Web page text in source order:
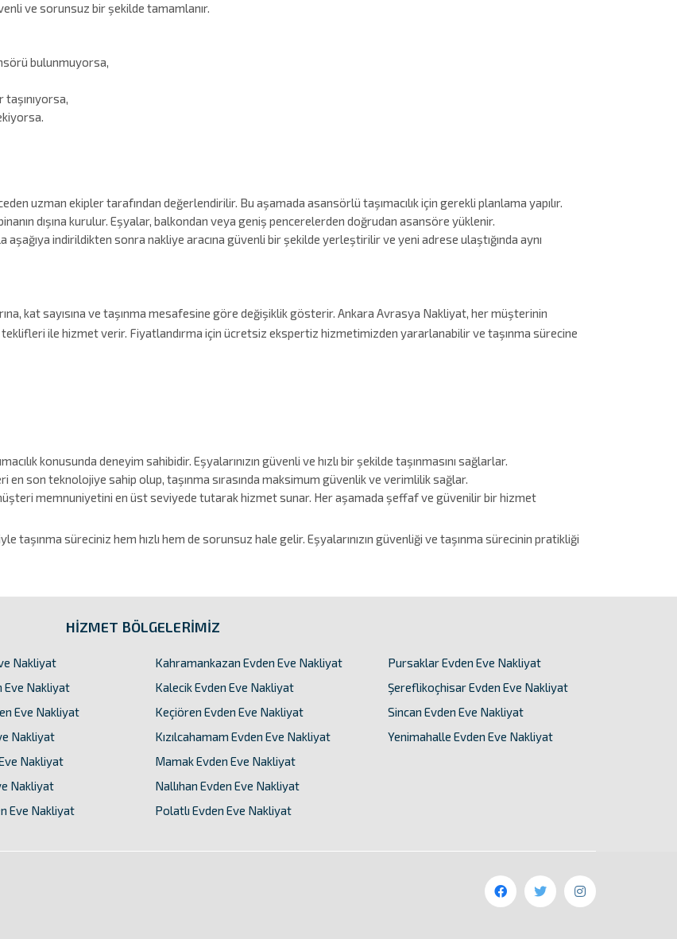
ve sorunsuz bir şekilde tamamlanır.
bulunmuyorsa,
uzman ekipler tarafından değerlendirilir. Bu aşamada asansörlü taşımacılık için gerekli planlama yapılır.
dışına kurulur. Eşyalar, balkondan veya geniş pencerelerden doğrudan asansöre yüklenir.
aşağıya indirildikten sonra nakliye aracına güvenli bir şekilde yerleştirilir ve yeni adrese ulaştığında aynı
kat sayısına ve taşınma mesafesine göre değişiklik gösterir. Ankara Avrasya Nakliyat, her müşterinin
ile hizmet verir. Fiyatlandırma için ücretsiz ekspertiz hizmetimizden yararlanabilir ve taşınma sürecine
konusunda deneyim sahibidir. Eşyalarınızın güvenli ve hızlı bir şekilde taşınmasını sağlarlar.
en son teknolojiye sahip olup, taşınma sırasında maksimum güvenlik ve verimlilik sağlar.
memnuniyetini en üst seviyede tutarak hizmet sunar. Her aşamada şeffaf ve güvenilir bir hizmet
taşınma süreciniz hem hızlı hem de sorunsuz hale gelir. Eşyalarınızın güvenliği ve taşınma sürecinin pratikliği
HİZMET BÖLGELERİMİZ
Nakliyat
Eve Nakliyat
Eve Nakliyat
Nakliyat
Nakliyat
Nakliyat
Eve Nakliyat
Kahramankazan Evden Eve Nakliyat
Kalecik Evden Eve Nakliyat
Keçiören Evden Eve Nakliyat
Kızılcahamam Evden Eve Nakliyat
Mamak Evden Eve Nakliyat
Nallıhan Evden Eve Nakliyat
Polatlı Evden Eve Nakliyat
Pursaklar Evden Eve Nakliyat
Şereflikoçhisar Evden Eve Nakliyat
Sincan Evden Eve Nakliyat
Yenimahalle Evden Eve Nakliyat